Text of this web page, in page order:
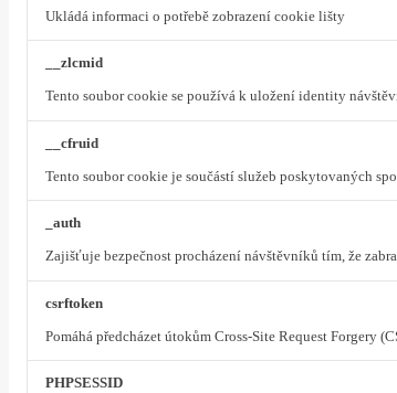
Ukládá informaci o potřebě zobrazení cookie lišty
__zlcmid
Tento soubor cookie se používá k uložení identity
__cfruid
Tento soubor cookie je součástí služeb poskytovaných
_auth
Zajišťuje bezpečnost procházení návštěvníků tím, že
csrftoken
Pomáhá předcházet útokům Cross-Site Request Forgery
PHPSESSID